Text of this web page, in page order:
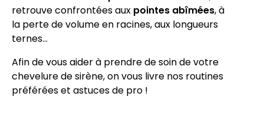
retrouve confrontées aux pointes abîmées, à
la perte de volume en racines, aux longueurs
ternes…
Afin de vous aider à prendre de soin de votre
chevelure de sirène, on vous livre nos routines
préférées et astuces de pro !